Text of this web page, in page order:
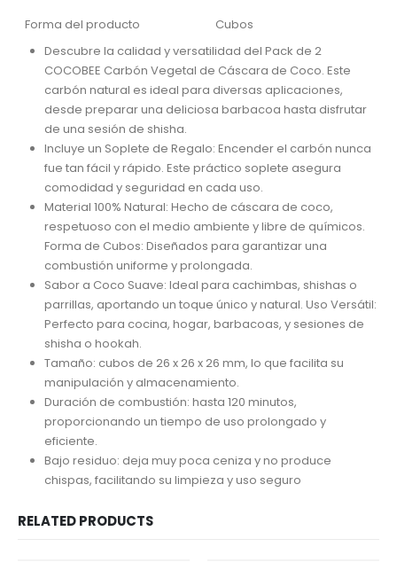
Forma del producto
Cubos
Descubre la calidad y versatilidad del Pack de 2
COCOBEE Carbón Vegetal de Cáscara de Coco. Este
carbón natural es ideal para diversas aplicaciones,
desde preparar una deliciosa barbacoa hasta disfrutar
de una sesión de shisha.
Incluye un Soplete de Regalo: Encender el carbón nunca
fue tan fácil y rápido. Este práctico soplete asegura
comodidad y seguridad en cada uso.
Material 100% Natural: Hecho de cáscara de coco,
respetuoso con el medio ambiente y libre de químicos.
Forma de Cubos: Diseñados para garantizar una
combustión uniforme y prolongada.
Sabor a Coco Suave: Ideal para cachimbas, shishas o
parrillas, aportando un toque único y natural. Uso Versátil:
Perfecto para cocina, hogar, barbacoas, y sesiones de
shisha o hookah.
Tamaño: cubos de 26 x 26 x 26 mm, lo que facilita su
manipulación y almacenamiento.
Duración de combustión: hasta 120 minutos,
proporcionando un tiempo de uso prolongado y
eficiente.
Bajo residuo: deja muy poca ceniza y no produce
chispas, facilitando su limpieza y uso seguro
RELATED PRODUCTS